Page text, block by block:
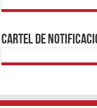
1xbetBetturkey
https://
Cartel de